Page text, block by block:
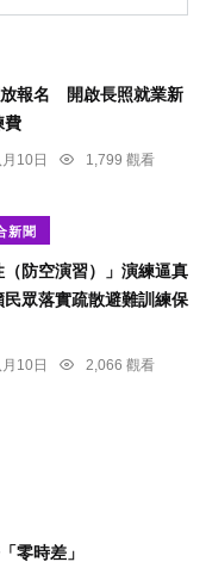
報名 開啟長照就業新
費
10日
1,799 觀看
新聞
防空演習）」演練逼真
眾落實疏散避難訓練保
10日
2,066 觀看
零時差」